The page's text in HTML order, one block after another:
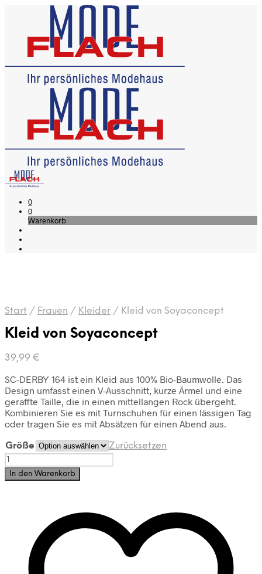
0
0
Warenkorb
Start / Frauen / Kleider / Kleid von Soyaconcept
Kleid von Soyaconcept
39,99 €
SC-DERBY 164 ist ein Kleid aus 100% Bio-Baumwolle. Das
Design umfasst einen V-Ausschnitt, kurze Ärmel und eine
geraffte Taille, die in einen mittellangen Rock übergeht.
Kombinieren Sie es mit Turnschuhen für einen lässigen Tag
oder tragen Sie es mit Absätzen für einen Abend aus.
Größe
Zurücksetzen
Kleid
von
Soyaconcept
In den Warenkorb